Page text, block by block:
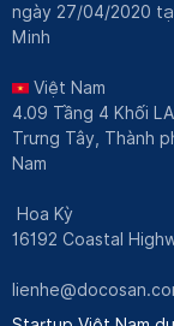
ngày 27/04/2020
Minh
Việt Nam
4.09 Tầng 4 Khối
Trưng Tây, Thành
Nam
Hoa Kỳ
16192 Coastal